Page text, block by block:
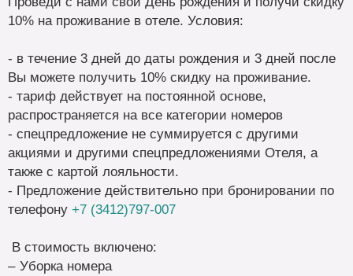
10% на проживание в отеле. Условия:
- в течение 3 дней до даты рождения и 3 дней после
Вы можете получить 10% скидку на проживание.
- тариф действует на постоянной основе,
распространяется на все категории номеров
- спецпредложение не суммируется с другими
акциями и другими спецпредложениями Отеля, а
также с картой лояльности.
- Предложение действительно при бронировании по
телефону +7 (3412)797-007
В стоимость включено:
Уборка номера